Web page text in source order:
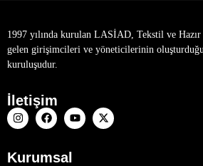
1997 yılında kurulan LASİAD, Tekstil ve
gelen girişimcileri ve yöneticilerinin
kuruluşudur.
İletişim
Kurumsal